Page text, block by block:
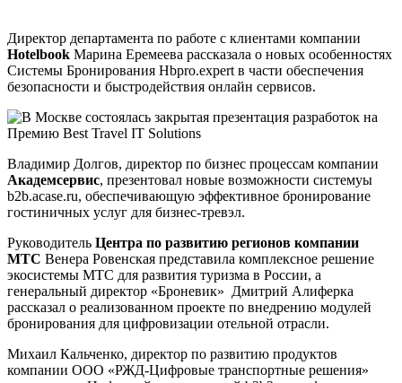
Директор департамента по работе с клиентами компании
Hotelbook Марина Еремеева рассказала о новых особенностях
Системы Бронирования Hbpro.expert в части обеспечения
безопасности и быстродействия онлайн сервисов.
Владимир Долгов, директор по бизнес процессам компании
Академсервис, презентовал новые возможности системуы
b2b.acase.ru, обеспечивающую эффективное бронирование
гостиничных услуг для бизнес-тревэл.
Руководитель Центра по развитию регионов компании
МТС Венера Ровенская представила комплексное решение
экосистемы МТС для развития туризма в России, а
генеральный директор «Броневик» Дмитрий Алиферка
рассказал о реализованном проекте по внедрению модулей
бронирования для цифровизации отельной отрасли.
Михаил Кальченко, директор по развитию продуктов
компании ООО «РЖД-Цифровые транспортные решения»